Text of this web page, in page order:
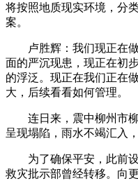
将按照地质现实环境，分
案。
卢胜辉：我们现正在做
面的严沉现患，现正在初
的浮泛。现正在我们正在
大，后续看看如何管理。
连日来，震中柳州市柳
呈现塌陷，雨水不竭汇入
为了确保平安，此前设
救灾批示部曾经转移。向